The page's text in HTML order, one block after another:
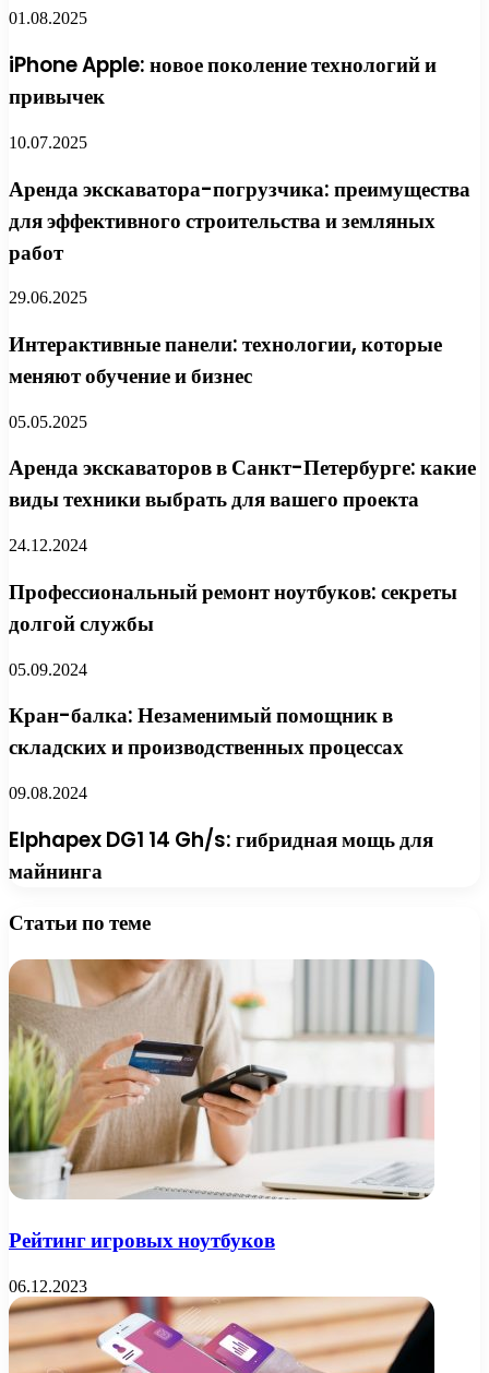
01.08.2025
iPhone Apple: новое поколение технологий и
привычек
10.07.2025
Аренда экскаватора-погрузчика: преимущества
для эффективного строительства и земляных
работ
29.06.2025
Интерактивные панели: технологии, которые
меняют обучение и бизнес
05.05.2025
Аренда экскаваторов в Санкт-Петербурге: какие
виды техники выбрать для вашего проекта
24.12.2024
Профессиональный ремонт ноутбуков: секреты
долгой службы
05.09.2024
Кран-балка: Незаменимый помощник в
складских и производственных процессах
09.08.2024
Elphapex DG1 14 Gh/s: гибридная мощь для
майнинга
Статьи по теме
Рейтинг игровых ноутбуков
06.12.2023